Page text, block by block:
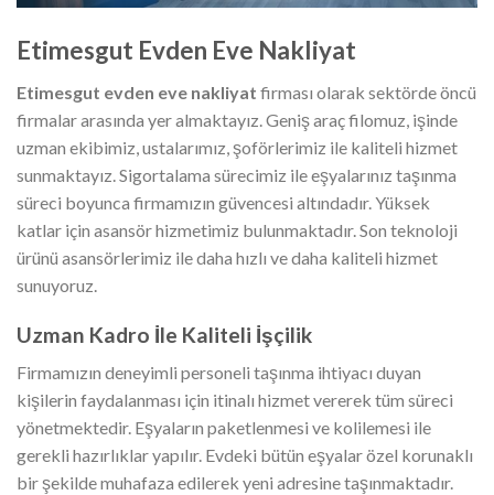
Etimesgut Evden Eve Nakliyat
Etimesgut evden eve nakliyat firması olarak sektörde öncü
firmalar arasında yer almaktayız. Geniş araç filomuz, işinde
uzman ekibimiz, ustalarımız, şoförlerimiz ile kaliteli hizmet
sunmaktayız. Sigortalama sürecimiz ile eşyalarınız taşınma
süreci boyunca firmamızın güvencesi altındadır. Yüksek
katlar için asansör hizmetimiz bulunmaktadır. Son teknoloji
ürünü asansörlerimiz ile daha hızlı ve daha kaliteli hizmet
sunuyoruz.
Uzman Kadro İle Kaliteli İşçilik
Firmamızın deneyimli personeli taşınma ihtiyacı duyan
kişilerin faydalanması için itinalı hizmet vererek tüm süreci
yönetmektedir. Eşyaların paketlenmesi ve kolilemesi ile
gerekli hazırlıklar yapılır. Evdeki bütün eşyalar özel korunaklı
bir şekilde muhafaza edilerek yeni adresine taşınmaktadır.